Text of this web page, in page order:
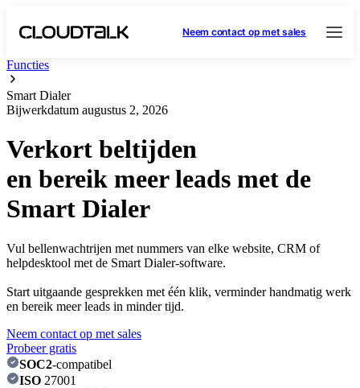
Neem contact op met sales
Functies
Smart Dialer
Bijwerkdatum augustus 2, 2026
Verkort beltijden
en bereik meer leads met de
Smart Dialer
Vul bellenwachtrijen met nummers van elke website, CRM of
helpdesktool met de Smart Dialer-software.
Start uitgaande gesprekken met één klik, verminder handmatig werk
en bereik meer leads in minder tijd.
Neem contact op met sales
Probeer gratis
SOC2-compatibel
ISO 27001